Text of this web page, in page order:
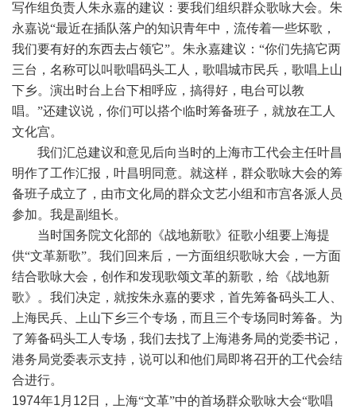
写作组负责人朱永嘉的建议：要我们组织群众歌咏大会。朱
永嘉说“最近在插队落户的知识青年中，流传着一些坏歌，
我们要有好的东西去占领它”。朱永嘉建议：“你们先搞它两
三台，名称可以叫歌唱码头工人，歌唱城市民兵，歌唱上山
下乡。演出时台上台下相呼应，搞得好，电台可以教
唱。”还建议说，你们可以搭个临时筹备班子，就放在工人
文化宫。
我们汇总建议和意见后向当时的上海市工代会主任叶昌
明作了工作汇报，叶昌明同意。就这样，群众歌咏大会的筹
备班子成立了，由市文化局的群众文艺小组和市宫各派人员
参加。我是副组长。
当时国务院文化部的《战地新歌》征歌小组要上海提
供“文革新歌”。我们回来后，一方面组织歌咏大会，一方面
结合歌咏大会，创作和发现歌颂文革的新歌，给《战地新
歌》。我们决定，就按朱永嘉的要求，首先筹备码头工人、
上海民兵、上山下乡三个专场，而且三个专场同时筹备。为
了筹备码头工人专场，我们去找了上海港务局的党委书记，
港务局党委表示支持，说可以和他们局即将召开的工代会结
合进行。
1974年1 月 12 日，上海“文革”中的首场群众歌咏大会“歌唱